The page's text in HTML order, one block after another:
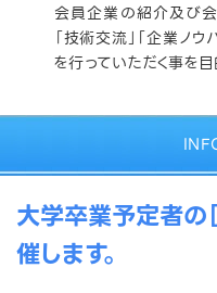
会員企業の紹介及び
「技術交流」「企業ノ
を行っていただく事を目
大学卒業予定者の
催します。